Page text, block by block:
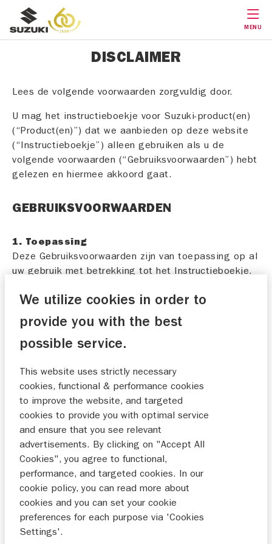
MENU
DISCLAIMER
Lees de volgende voorwaarden zorgvuldig door.
U mag het instructieboekje voor Suzuki-product(en)
(“Product(en)”) dat we aanbieden op deze website
(“Instructieboekje”) alleen gebruiken als u de
volgende voorwaarden (“Gebruiksvoorwaarden”) hebt
gelezen en hiermee akkoord gaat.
GEBRUIKSVOORWAARDEN
1. Toepassing
Deze Gebruiksvoorwaarden zijn van toepassing op al
uw gebruik met betrekking tot het Instructieboekje.
geacht deze Gebruiksvoorwaarden te hebben
aanvaard. Wij kunnen te allen tijde naar eigen
goeddunken en zonder voorafgaande kennisgeving
deze Gebruiksvoorwaarden wijzigen.
2. Reikwijdte van de voorwaarden
Wij kunnen, op elk moment, naar eigen goeddunken
en zonder voorafgaande kennisgeving, onze service
met betrekking tot het verstrekken van
Instructieboekjes onderbreken, stopzetten, annuleren
of wijzigen. De inhoud van het Instructieboekje kan
van tijd tot tijd worden herzien of gewijzigd zonder
voorafgaande kennisgeving volgens de wijziging van
de specificatie van het desbetreffende Product of
om welke reden dan ook. Lees het Instructieboekje
aandachtig door, in het bijzonder als u het Product
gebruikt. Dit geldt ook oor eventueel aanvullend
We utilize cookies in order to
provide you with the best
possible service.
This website uses strictly necessary
cookies, functional & performance cookies
to improve the website, and targeted
cookies to provide you with optimal service
and ensure that you see relevant
advertisements. By clicking on "Accept All
Cookies", you agree to functional,
performance, and targeted cookies. In our
cookie policy, you can read more about
cookies and you can set your cookie
preferences for each purpose via 'Cookies
Settings'.